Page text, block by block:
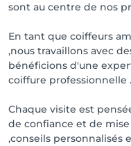
sont au centre de nos
En tant que coiffeurs
,nous travaillons avec
bénéficions d'une
coiffure professionnelle .
Chaque visite est
de confiance et de
,conseils personnalisés